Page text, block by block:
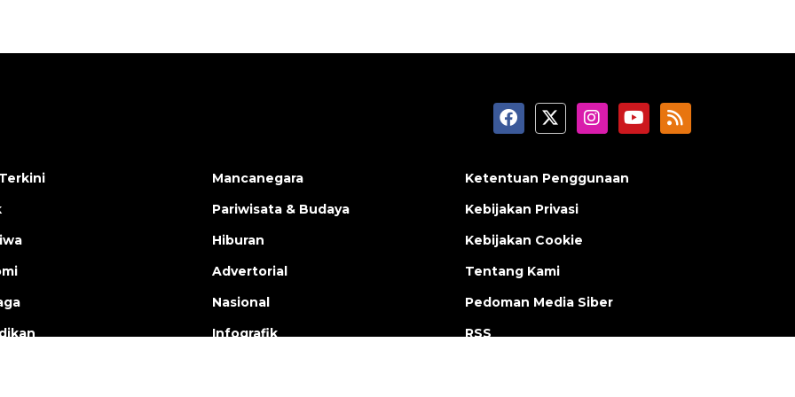
Mancanegara
Pariwisata & Budaya
Hiburan
Advertorial
Nasional
Infografik
Ketentuan Penggunaan
Kebijakan Privasi
Kebijakan Cookie
Tentang Kami
Pedoman Media Siber
RSS